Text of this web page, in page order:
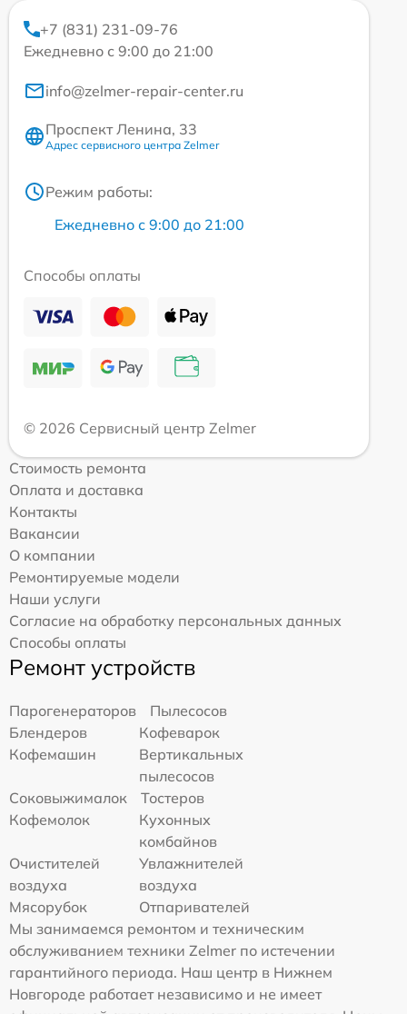
+7 (831) 231-09-76
Ежедневно с 9:00 до 21:00
info@zelmer-repair-center.ru
Проспект Ленина, 33
Адрес сервисного центра Zelmer
Режим работы:
Ежедневно с 9:00 до 21:00
Способы оплаты
© 2026 Сервисный центр Zelmer
Стоимость ремонта
Оплата и доставка
Контакты
Вакансии
О компании
Ремонтируемые модели
Наши услуги
Согласие на обработку персональных данных
Способы оплаты
Ремонт устройств
Парогенераторов
Пылесосов
Блендеров
Кофеварок
Кофемашин
Вертикальных
пылесосов
Соковыжималок
Тостеров
Кофемолок
Кухонных
комбайнов
Очистителей
воздуха
Увлажнителей
воздуха
Мясорубок
Отпаривателей
Мы занимаемся ремонтом и техническим
обслуживанием техники Zelmer по истечении
гарантийного периода. Наш центр в Нижнем
Новгороде работает независимо и не имеет